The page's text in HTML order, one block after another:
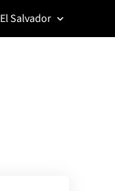
El Salvador